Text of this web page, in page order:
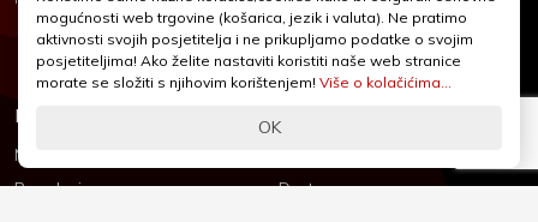
Informacije
Novosti & Promocije
Brandovi
Podrška
Dostava
webshop@iqcentar.hr
Pon - Pet od 9 - 17h
mogućnosti web trgovine (košarica, jezik i valuta). Ne pratimo
aktivnosti svojih posjetitelja i ne prikupljamo podatke o svojim
posjetiteljima! Ako želite nastaviti koristiti naše web stranice
morate se složiti s njihovim korištenjem! Više o kolačićima...
OK